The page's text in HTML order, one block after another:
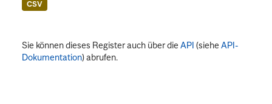
CSV
Sie können dieses Register auch über dieAPI (sieheAPI-
Dokumentation) abrufen.